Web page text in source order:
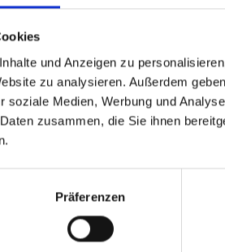
und Anzeigen zu
zu analysieren. Außerdem
soziale Medien, Werbung und
zusammen, die Sie ihnen
Präferenzen